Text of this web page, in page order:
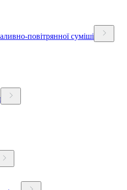
повітрянної суміші